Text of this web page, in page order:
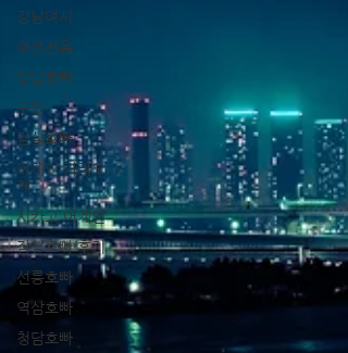
강남여시
여성전용
강남호빠
구인
잠실호빠
어게인 가라오
케
시카고 어게인
잠실호빠 후기
선릉호빠
역삼호빠
청담호빠